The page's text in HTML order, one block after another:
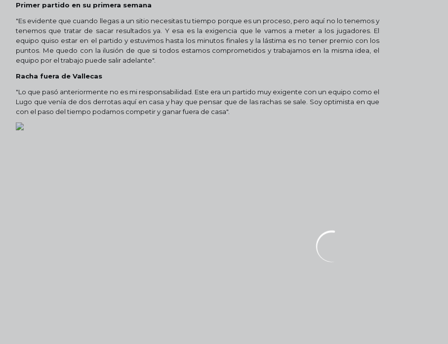
Primer partido en su primera semana
"Es evidente que cuando llegas a un sitio necesitas tu tiempo porque es un proceso, pero aquí no lo tenemos y
tenemos que tratar de sacar resultados ya. Y esa es la exigencia que le vamos a meter a los jugadores. El
equipo quiso estar en el partido y estuvimos hasta los minutos finales y la lástima es no tener premio con los
puntos. Me quedo con la ilusión de que si todos estamos comprometidos y trabajamos en la misma idea, el
equipo por el trabajo puede salir adelante".
Racha fuera de Vallecas
"Lo que pasó anteriormente no es mi responsabilidad. Este era un partido muy exigente con un equipo como el
Lugo que venía de dos derrotas aquí en casa y hay que pensar que de las rachas se sale. Soy optimista en que
con el paso del tiempo podamos competir y ganar fuera de casa".